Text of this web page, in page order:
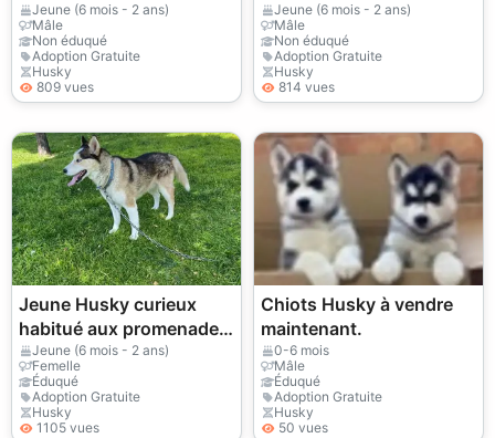
Jeune (6 mois - 2 ans)
Mâle
Non éduqué
Adoption Gratuite
Husky
809 vues
Jeune (6 mois - 2 ans)
Mâle
Non éduqué
Adoption Gratuite
Husky
814 vues
Jeune Husky curieux
habitué aux promenades
quotidiennes
Jeune (6 mois - 2 ans)
Femelle
Éduqué
Adoption Gratuite
Husky
1105 vues
Chiots Husky à vendre
maintenant.
0-6 mois
Mâle
Éduqué
Adoption Gratuite
Husky
50 vues